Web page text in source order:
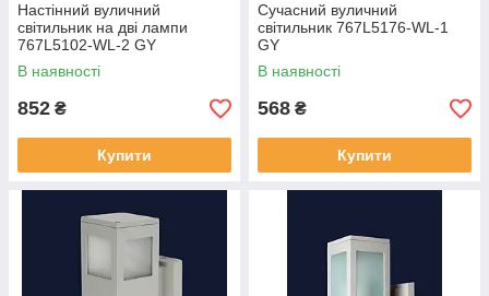
Настінний вуличний
світильник на дві лампи
767L5102-WL-2 GY
В наявності
852 ₴
Купити
Сучасний вуличний
світильник 767L5176-WL-1
GY
В наявності
568 ₴
Купити